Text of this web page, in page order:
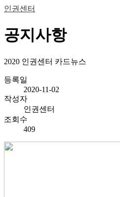
인권센터
공지사항
2020 인권센터 카드뉴스
등록일
2020-11-02
작성자
인권센터
조회수
409